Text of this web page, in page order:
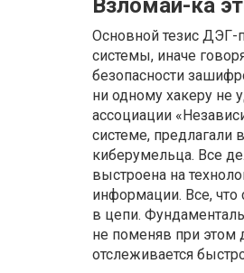
Основной тезис ДЭГ-
системы, иначе
безопасности
ни одному хакеру не
ассоциации
системе,
киберумельца. Все
выстроена на
информации. Все, что
в цепи.
не поменяв при этом
отслеживается